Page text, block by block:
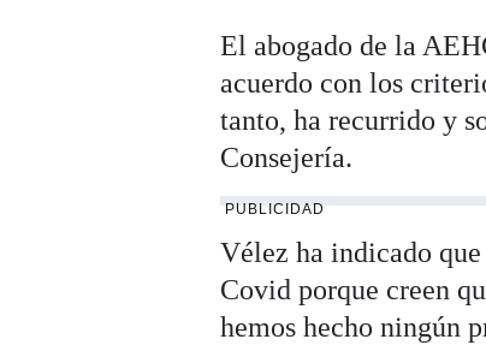
El abogado de la
acuerdo con los
tanto, ha recurrido y
Consejería.
PUBLICIDAD
Vélez ha indicado
Covid porque creen
hemos hecho ningún